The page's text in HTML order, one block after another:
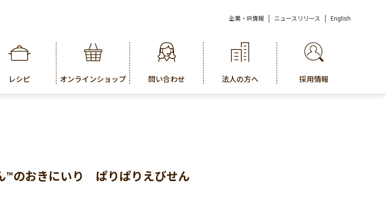
企業・IR情報 ニュースリリース English
レシピ オンラインショップ 問い合わせ 法人の方へ 採用情報
™のおきにいり ぱりぱりえびせん